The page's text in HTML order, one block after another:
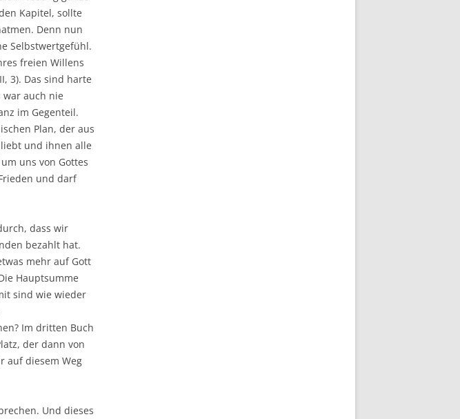
Kapitel, sollte
Denn nun
Selbstwertgefühl.
freien Willens
3). Das sind harte
auch nie
im Gegenteil.
Plan, der aus
und ihnen alle
uns von Gottes
und darf
dass wir
bezahlt hat.
mehr auf Gott
Hauptsumme
sind wie wieder
Im dritten Buch
der dann von
auf diesem Weg
Und dieses